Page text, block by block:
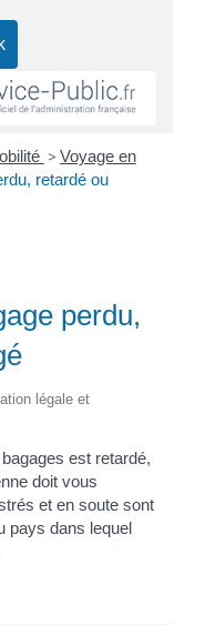
> Voyage en
retardé ou
perdu,
légale et
est retardé,
doit vous
et en soute sont
pays dans lequel